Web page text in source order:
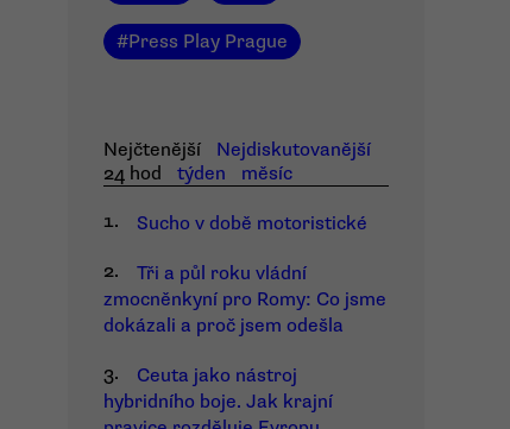
#Press Play Prague
Nejčtenější
Nejdiskutovanější
24 hod
týden
měsíc
1.
Sucho v době motoristické
2.
Tři a půl roku vládní
zmocněnkyní pro Romy: Co jsme
dokázali a proč jsem odešla
3.
Ceuta jako nástroj
hybridního boje. Jak krajní